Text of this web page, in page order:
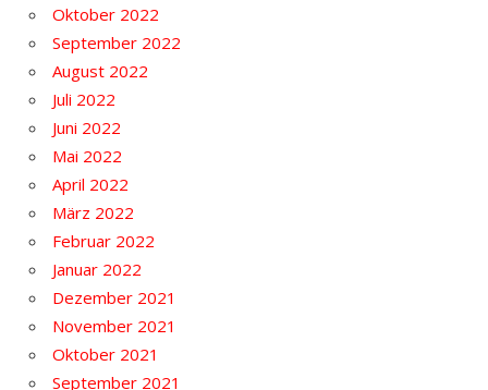
Oktober 2022
September 2022
August 2022
Juli 2022
Juni 2022
Mai 2022
April 2022
März 2022
Februar 2022
Januar 2022
Dezember 2021
November 2021
Oktober 2021
September 2021